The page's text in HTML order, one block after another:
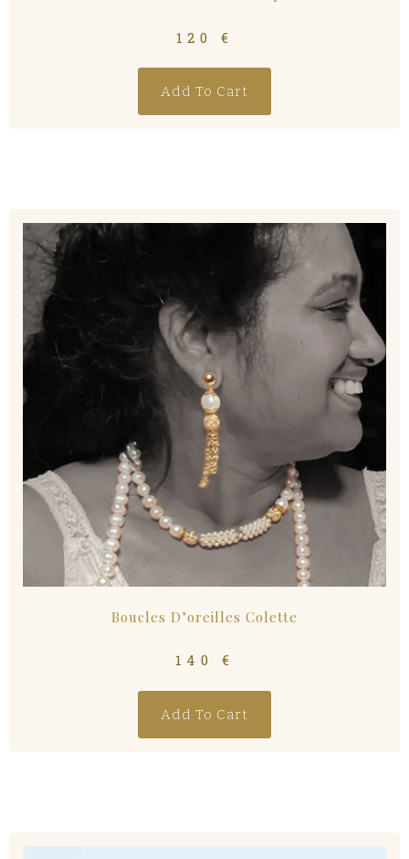
120 €
Add To Cart
Boucles D’oreilles Colette
140 €
Add To Cart